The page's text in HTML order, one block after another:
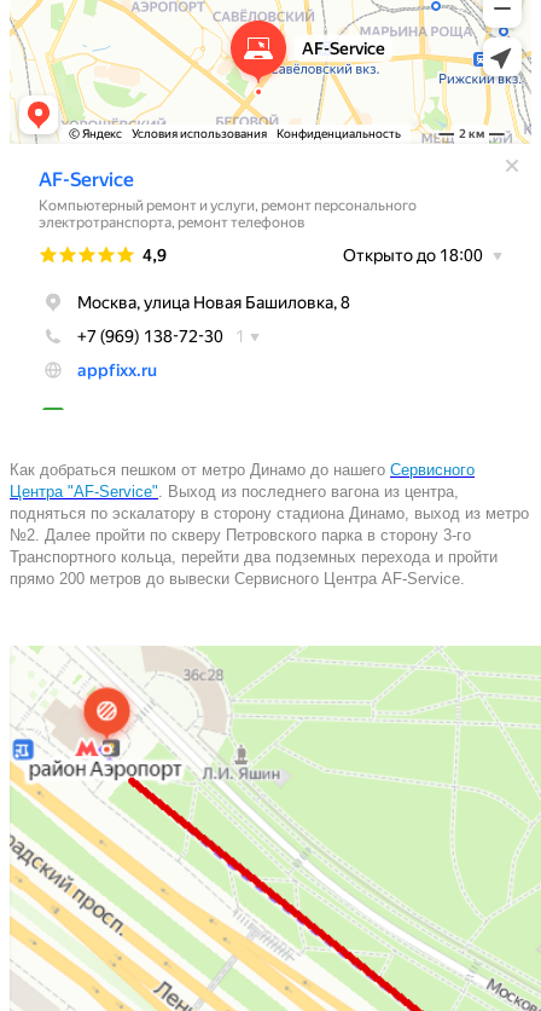
Как добраться пешком от метро Динамо до нашего Сервисного
Центра "AF-Service". Выход из последнего вагона из центра,
подняться по эскалатору в сторону стадиона Динамо, выход из метро
№2. Далее пройти по скверу Петровского парка в сторону 3-го
Транспортного кольца, перейти два подземных перехода и пройти
прямо 200 метров до вывески Сервисного Центра AF-Service.